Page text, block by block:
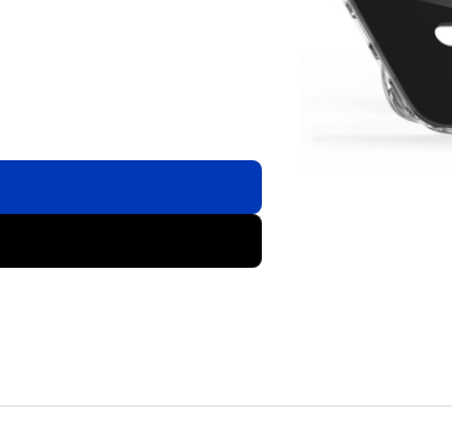
(HaloLock) - เคส iPhone 16 Plus - สี Clear ชิ้น